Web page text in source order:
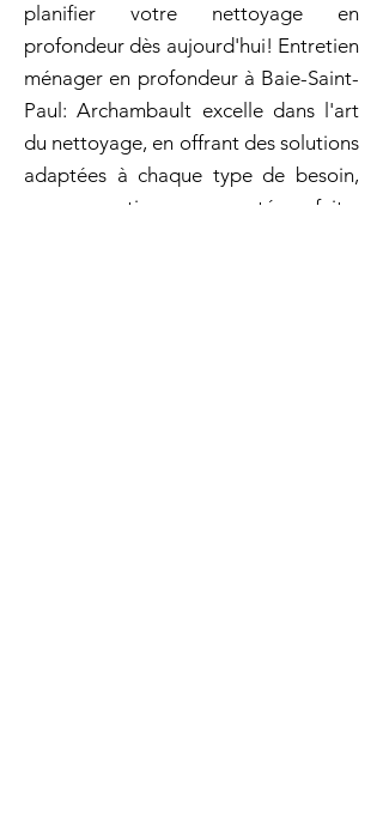
planifier votre nettoyage en
profondeur dès aujourd'hui! Entretien
ménager en profondeur à Baie-Saint-
Paul: Archambault excelle dans l'art
du nettoyage, en offrant des solutions
adaptées à chaque type de besoin,
pour garantir une propreté parfaite.